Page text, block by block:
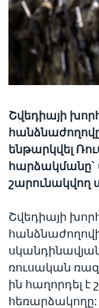
Լեզուներ
Շվեդիայի
ենթարկվել
հարձակմանը`
շարունակվող
Շվեդիայի
հանձնաժողովի
ռուսական
ին հաղորդել
հեռարձակողը: